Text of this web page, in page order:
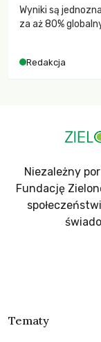
Wyniki są
za aż 80%
Redakcja
Niezależny
Fundację
Tematy